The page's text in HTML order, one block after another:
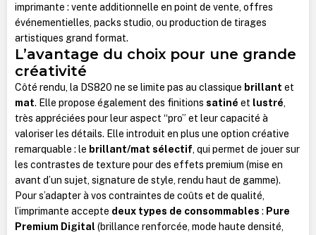
imprimante : vente additionnelle en point de vente, offres
événementielles, packs studio, ou production de tirages
artistiques grand format.
L’avantage du choix pour une grande
créativité
Côté rendu, la DS820 ne se limite pas au classique brillant et
mat. Elle propose également des finitions satiné et lustré,
très appréciées pour leur aspect “pro” et leur capacité à
valoriser les détails. Elle introduit en plus une option créative
remarquable : le brillant/mat sélectif, qui permet de jouer sur
les contrastes de texture pour des effets premium (mise en
avant d’un sujet, signature de style, rendu haut de gamme).
Pour s’adapter à vos contraintes de coûts et de qualité,
l’imprimante accepte deux types de consommables : Pure
Premium Digital (brillance renforcée, mode haute densité,